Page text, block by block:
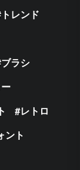
トレンド
ブラシ
レトロ
ント